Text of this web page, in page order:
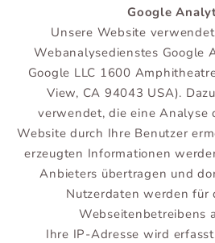
Google
Unsere Website
Webanalysedienstes Google
Google LLC 1600
View, CA 94043 USA).
verwendet, die eine Analyse
Website durch Ihre Benutzer
erzeugten Informationen
Anbieters übertragen und
Nutzerdaten werden für
Webseitenbetreibens
Ihre IP-Adresse wird